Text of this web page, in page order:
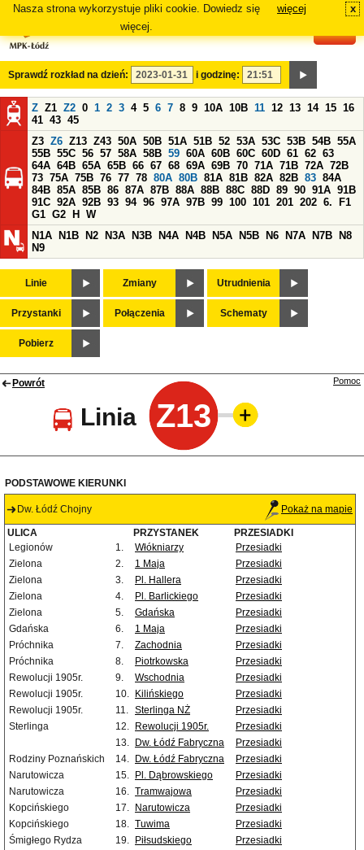
Nasza strona wykorzystuje pliki cookie. Dowiedz się
więcej.
więcej x
Sprawdź rozkład na dzień: i godzinę:
Z Z1 Z2 0 1 2 3 4 5 6 7 8 9 10A 10B 11 12 13 14 15 16
41 43 45
Z3 Z6 Z13 Z43 50A 50B 51A 51B 52 53A 53C 53B 54B 55A
55B 55C 56 57 58A 58B 59 60A 60B 60C 60D 61 62 63
64A 64B 65A 65B 66 67 68 69A 69B 70 71A 71B 72A 72B
73 75A 75B 76 77 78 80A 80B 81A 81B 82A 82B 83 84A
84B 85A 85B 86 87A 87B 88A 88B 88C 88D 89 90 91A 91B
91C 92A 92B 93 94 96 97A 97B 99 100 101 201 202 6.
F1
G1 G2 H
W
N1A
N1B N2 N3A N3B N4A N4B N5A N5B N6 N7A N7B
N8
N9
Linie Zmiany Utrudnienia
Przystanki Połączenia Schematy
Pobierz
Powrót
Linia Z13
Pomoc
PODSTAWOWE KIERUNKI
Dw. Łódź Chojny Pokaż na mapie
ULICA PRZYSTANEK
PRZESIADKI
Legionów
1. Włókniarzy
Przesiadki
Zielona
2. 1 Maja
Przesiadki
Zielona
3. Pl. Hallera
Przesiadki
Zielona
4. Pl. Barlickiego
Przesiadki
Zielona
5. Gdańska
Przesiadki
Gdańska
6. 1 Maja
Przesiadki
Próchnika
7. Zachodnia
Przesiadki
Próchnika
8. Piotrkowska
Przesiadki
Rewolucji 1905r.
9. Wschodnia
Przesiadki
Rewolucji 1905r.
10. Kilińskiego
Przesiadki
Rewolucji 1905r.
11. Sterlinga NŻ
Przesiadki
Sterlinga
12. Rewolucji 1905r.
Przesiadki
13.
Dw. Łódź Fabryczna
Przesiadki
Rodziny Poznańskich
14. Dw. Łódź Fabryczna
Przesiadki
Narutowicza
15. Pl. Dąbrowskiego
Przesiadki
Narutowicza
16. Tramwajowa
Przesiadki
Kopcińskiego
17. Narutowicza
Przesiadki
Kopcińskiego
18. Tuwima
Przesiadki
Śmigłego Rydza
19. Piłsudskiego
Przesiadki